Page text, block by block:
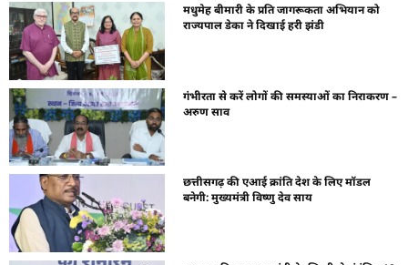
मधुमेह बीमारी के प्रति जागरूकता अभियान को
राज्यपाल डेका ने दिखाई हरी झंडी
गंभीरता से करें लोगों की समस्याओं का निराकरण –
अरुण साव
छत्तीसगढ़ की एआई क्रांति देश के लिए मॉडल
बनेगी: मुख्यमंत्री विष्णु देव साय